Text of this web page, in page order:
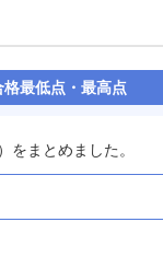
格最低点・最高点
まとめました。